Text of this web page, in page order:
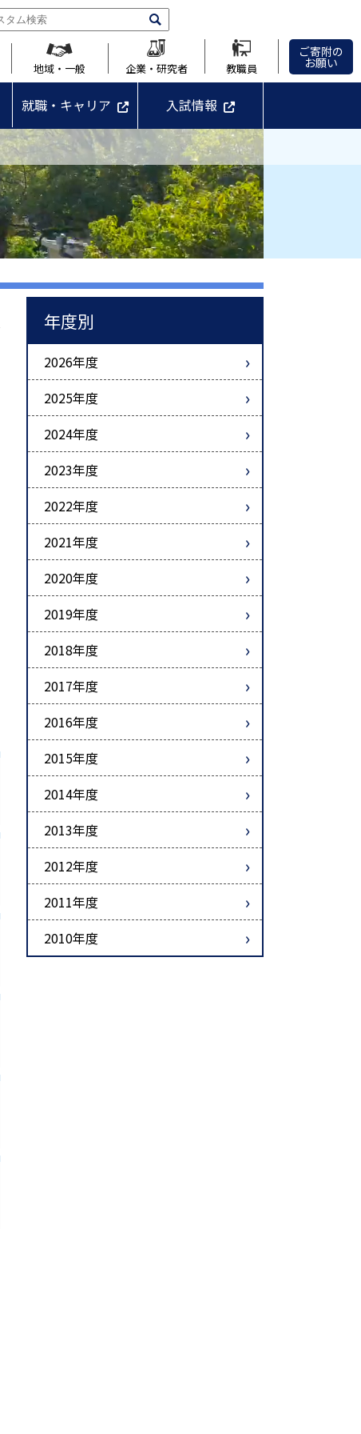
地域・一般 企業・研究者 教職員
ご寄附の
お願い
就職・キャリア 入試情報
年度別
2026年度
2025年度
2024年度
2023年度
2022年度
2021年度
2020年度
2019年度
2018年度
2017年度
2016年度
2015年度
2014年度
2013年度
2012年度
2011年度
2010年度